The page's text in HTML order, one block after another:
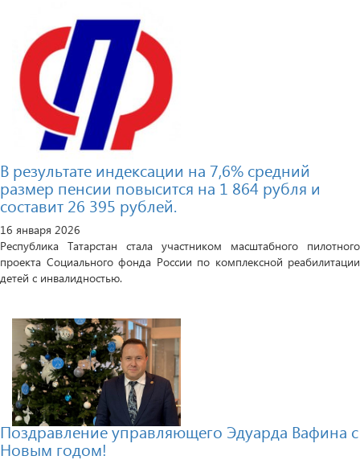
В результате индексации на 7,6% средний
размер пенсии повысится на 1 864 рубля и
составит 26 395 рублей.
16 января 2026
Республика Татарстан стала участником масштабного пилотного
проекта Социального фонда России по комплексной реабилитации
детей с инвалидностью.
Поздравление управляющего Эдуарда Вафина с
Новым годом!